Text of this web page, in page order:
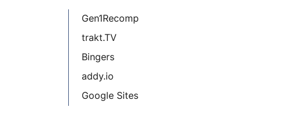
Gen1Recomp
trakt.TV
Bingers
addy.io
Google Sites